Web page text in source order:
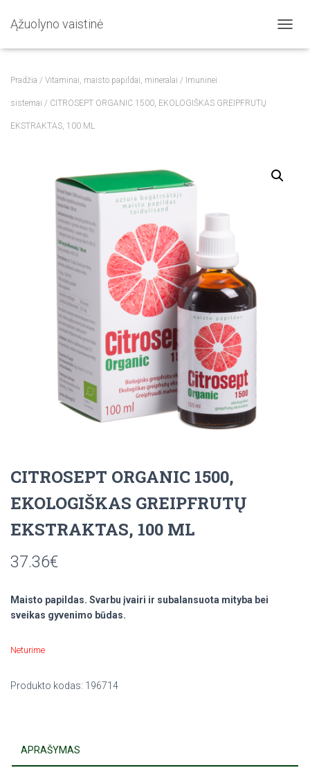
Ąžuolyno vaistinė
O
Pradžia / Vitaminai, maisto papildai, mineralai / Imuninei
sistemai / CITROSEPT ORGANIC 1500, EKOLOGIŠKAS GREIPFRUTŲ
EKSTRAKTAS, 100 ML
CITROSEPT ORGANIC 1500,
EKOLOGIŠKAS GREIPFRUTŲ
EKSTRAKTAS, 100 ML
37.36€
Maisto papildas. Svarbu įvairi ir subalansuota mityba bei
sveikas gyvenimo būdas.
Neturime
Produkto kodas: 196714
APRAŠYMAS